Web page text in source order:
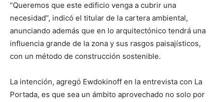
“Queremos que este edificio venga a cubrir una
necesidad”, indicó el titular de la cartera ambiental,
anunciando además que en lo arquitectónico tendrá una
influencia grande de la zona y sus rasgos paisajísticos,
con un método de construcción sostenible.
La intención, agregó Ewdokinoff en la entrevista con La
Portada, es que sea un ámbito aprovechado no solo por